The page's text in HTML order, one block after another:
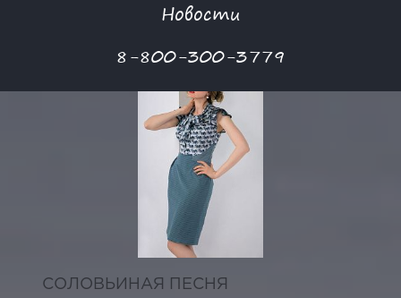
Новости
8-800-300-3779
СОЛОВЬИНАЯ ПЕСНЯ